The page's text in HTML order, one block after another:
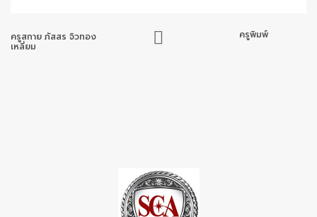
ครูสกาย ภัสสร จิวทอง
เหลี่ยม
ครูพิมพ์